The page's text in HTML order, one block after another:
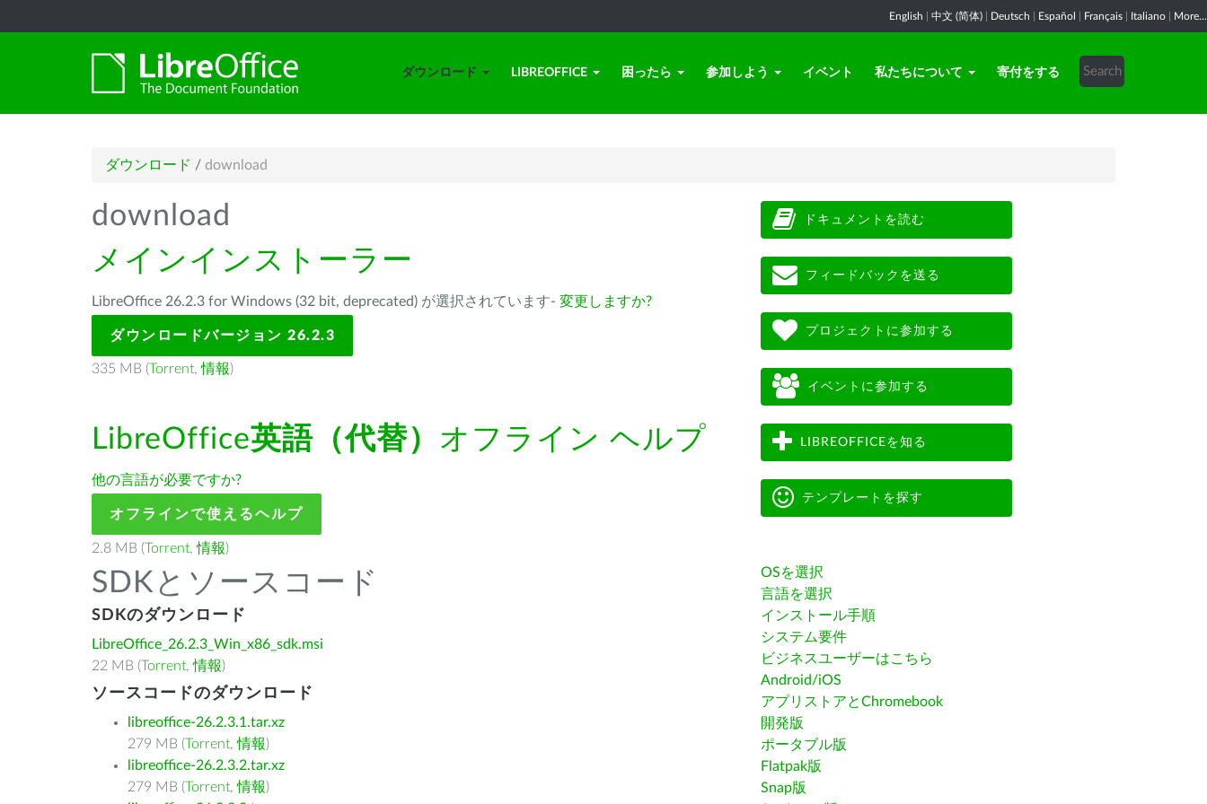
English 中文 (简体) Deutsch Español Français Italiano More...
ダウンロード LIBREOFFICE 困ったら 参加しよう イベント 私たちについて 寄付をする
ダウンロード / download
download
メインインストーラー
LibreOffice 26.2.3 for Windows (32 bit, deprecated) が選択されています- 変更しますか?
ダウンロードバージョン 26.2.3
335 MB (Torrent,情報)
LibreOffice英語（代替） オフライン ヘルプ
他の言語が必要ですか?
オフラインで使えるヘルプ
2.8 MB (Torrent,情報)
SDKとソースコード
SDKのダウンロード
LibreOffice_26.2.3_Win_x86_sdk.msi
22 MB (Torrent,情報)
ソースコードのダウンロード
libreoffice-26.2.3.1.tar.xz
279 MB (Torrent,情報)
libreoffice-26.2.3.2.tar.xz
279 MB (Torrent,情報)
ドキュメントを読む
フィードバックを送る
プロジェクトに参加する
イベントに参加する
LIBREOFFICEを知る
テンプレートを探す
OSを選択
言語を選択
インストール手順
システム要件
ビジネスユーザーはこちら
Android/iOS
アプリストアとChromebook
開発版
ポータブル版
Flatpak版
Snap版